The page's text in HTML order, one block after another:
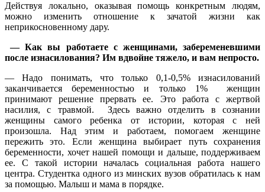
Действуя локально, оказывая помощь конкретным людям,
можно изменить отношение к зачатой жизни как
неприкосновенному дару.
— Как вы работаете с женщинами, забеременевшими
после изнасилования? Им вдвойне тяжело, и вам непросто.
— Надо понимать, что только 0,1-0,5% изнасилований
заканчивается беременностью и только 1% женщин
принимают решение прервать ее. Это работа с жертвой
насилия, с травмой. Здесь важно отделить в сознании
женщины самого ребенка от истории, которая с ней
произошла. Над этим и работаем, помогаем женщине
пережить это. Если женщина выбирает путь сохранения
беременности, хочет нашей помощи и дальше, поддерживаем
ее. С такой истории началась социальная работа нашего
центра. Студентка одного из минских вузов обратилась к нам
за помощью. Малыш и мама в порядке.